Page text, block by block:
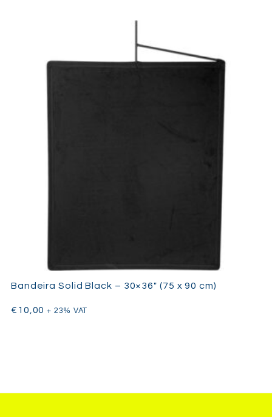
Bandeira Solid Black – 30×36″ (75 x 90 cm)
€ 10,00 + 23% VAT